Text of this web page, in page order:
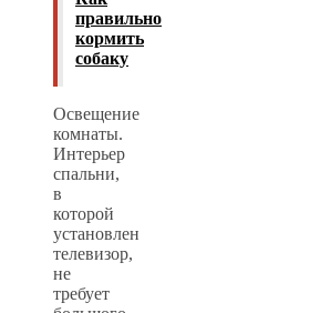
правильно
кормить
собаку
Освещение
комнаты.
Интерьер
спальни,
в
которой
установлен
телевизор,
не
требует